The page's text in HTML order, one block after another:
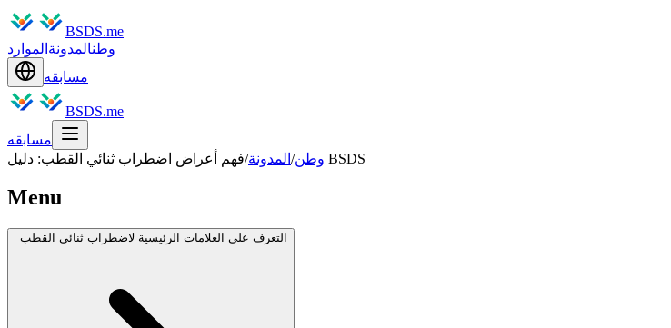
BSDS.me
وطنالمدونة الموارد
مسابقه
BSDS.me
مسابقه
وطن/ المدونة/ فهم أعراض اضطراب ثنائي القطب: دليل BSDS
Menu
التعرف على العلامات الرئيسية لاضطراب ثنائي القطب